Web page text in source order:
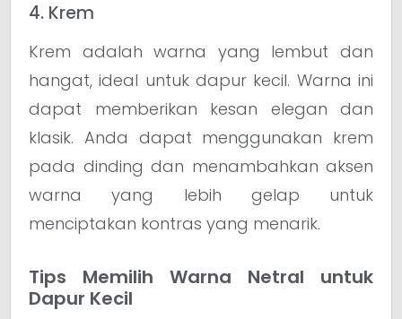
4. Krem
Krem adalah warna yang lembut dan
hangat, ideal untuk dapur kecil. Warna ini
dapat memberikan kesan elegan dan
klasik. Anda dapat menggunakan krem
pada dinding dan menambahkan aksen
warna yang lebih gelap untuk
menciptakan kontras yang menarik.
Tips Memilih Warna Netral untuk
Dapur Kecil